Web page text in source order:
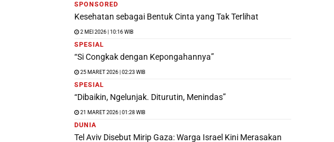
SPONSORED
Kesehatan sebagai Bentuk Cinta yang Tak Terlihat
2 MEI 2026 | 10:16 WIB
SPESIAL
“Si Congkak dengan Kepongahannya”
25 MARET 2026 | 02:23 WIB
SPESIAL
“Dibaikin, Ngelunjak. Diturutin, Menindas”
21 MARET 2026 | 01:28 WIB
DUNIA
Tel Aviv Disebut Mirip Gaza: Warga Israel Kini Merasakan